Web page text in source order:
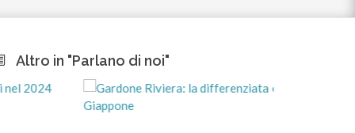
Altro in "Parlano di noi"